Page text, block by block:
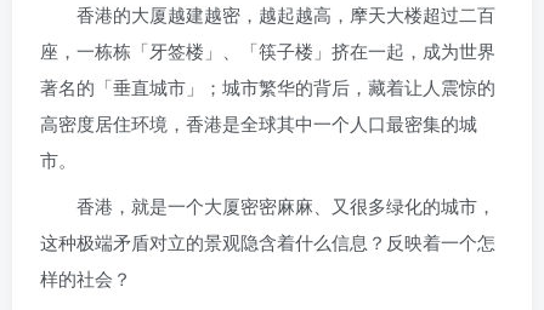
香港的大厦越建越密，越起越高，摩天大楼超过二百
座，一栋栋「牙签楼」、「筷子楼」挤在一起，成为世界
著名的「垂直城市」；城市繁华的背后，藏着让人震惊的
高密度居住环境，香港是全球其中一个人口最密集的城
市。
香港，就是一个大厦密密麻麻、又很多绿化的城市，
这种极端矛盾对立的景观隐含着什么信息？反映着一个怎
样的社会？